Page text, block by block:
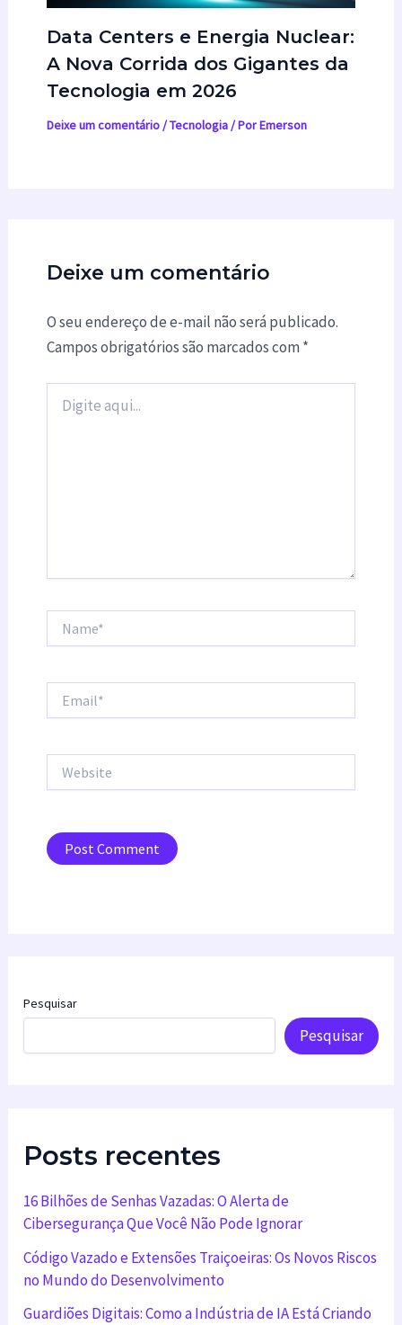
Data Centers e Energia Nuclear:
A Nova Corrida dos Gigantes da
Tecnologia em 2026
Deixe um comentário/Tecnologia/ PorEmerson
Deixe um comentário
O seu endereço de e-mail não será publicado.
Campos obrigatórios são marcados com*
aqui...
Pesquisar
Pesquisar
Posts recentes
16 Bilhões de Senhas Vazadas: O Alerta de
Cibersegurança Que Você Não Pode Ignorar
Código Vazado e Extensões Traiçoeiras: Os Novos Riscos
no Mundo do Desenvolvimento
Guardiões Digitais: Como a Indústria de IA Está Criando